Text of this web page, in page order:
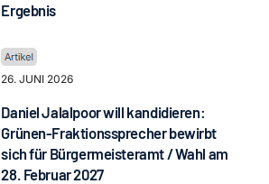
Ergebnis
26. JUNI 2026
Daniel Jalalpoor will kandidieren:
Grünen-Fraktionssprecher bewirbt
sich für Bürgermeisteramt / Wahl am
28. Februar 2027